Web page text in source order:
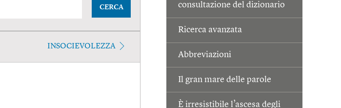
consultazione del dizionario
Ricerca avanzata
Abbreviazioni
Il gran mare delle parole
È irresistibile l’ascesa degli
CERCA
INSOCIEVOLEZZA